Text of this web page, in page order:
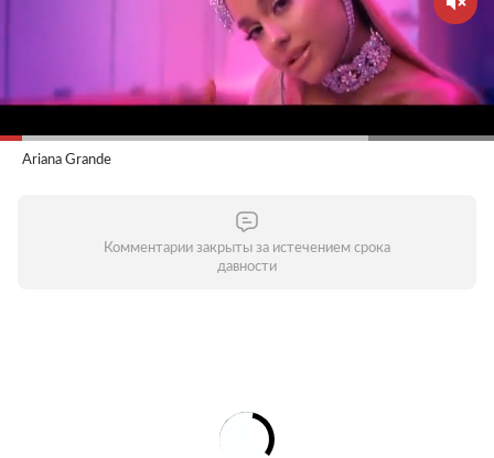
Ariana Grande
Комментарии закрыты за истечением срока
давности